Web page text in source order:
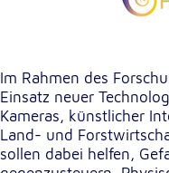
Im Rahmen des
Einsatz neuer
Kameras, künstlicher
Land- und
sollen dabei helfen,
Google LLC
Cookie Laufzeit:
6 Monate